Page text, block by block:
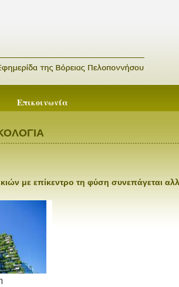
Επικοινωνία
με επίκεντρο τη φύση συνεπάγεται